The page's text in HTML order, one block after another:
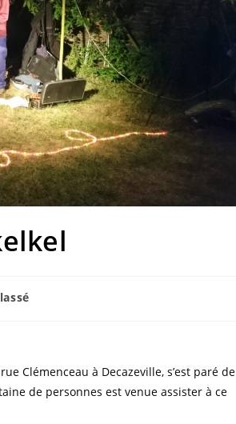
Clémenceau à Decazeville, s’est paré de
de personnes est venue assister à ce